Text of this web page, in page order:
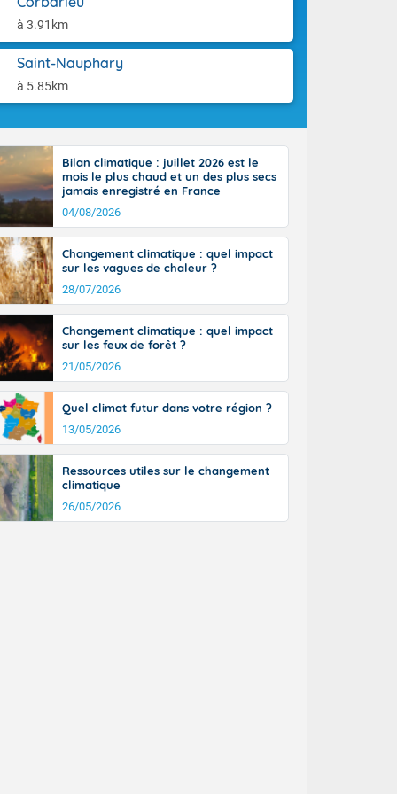
à 3.91km
Saint-Nauphary
à 5.85km
sur
avec des
sur le sud
sur la
entre 50 et
résiste sur
Alpes à
et 20
du
50-60 km/h
les
l'après-
général, 14
il fait
30 à 35
Bilan climatique : juillet 2026 est le
mois le plus chaud et un des plus secs
jamais enregistré en France
04/08/2026
Changement climatique : quel impact
sur les vagues de chaleur ?
28/07/2026
Changement climatique : quel impact
sur les feux de forêt ?
21/05/2026
Quel climat futur dans votre région ?
13/05/2026
Ressources utiles sur le changement
climatique
26/05/2026